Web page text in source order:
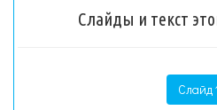
Слайды и текст
Слайд